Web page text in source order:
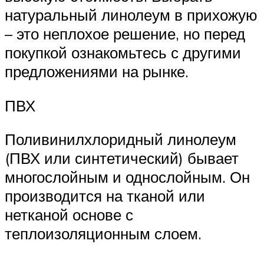
натуральный линолеум в прихожую
– это неплохое решение, но перед
покупкой ознакомьтесь с другими
предложениями на рынке.
ПВХ
Поливинилхлоридный линолеум
(ПВХ или синтетический) бывает
многослойным и однослойным. Он
производится на тканой или
нетканой основе с
теплоизоляционным слоем.